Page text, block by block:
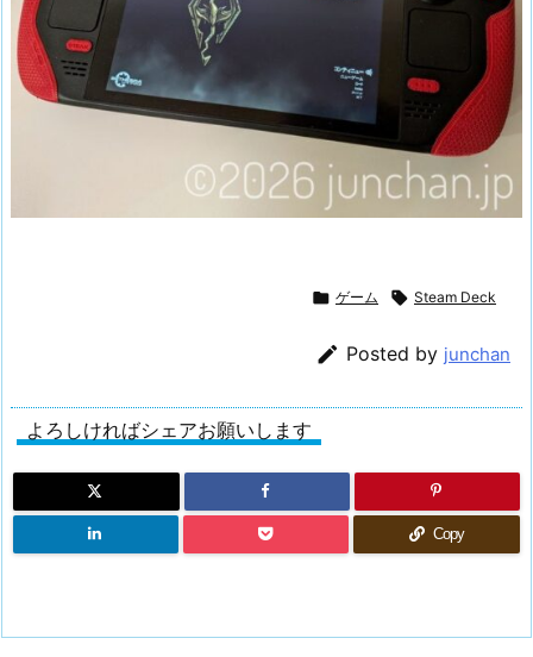
 ゲーム  Steam Deck
 Posted by junchan
よろしければシェアお願いします
Copy